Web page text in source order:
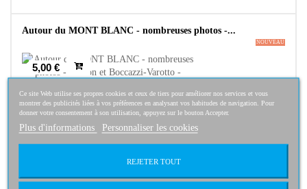
Autour du MONT BLANC - nombreuses photos -...
NOUVEAU
5,00 €
43,00 €
Ce site Web utilise ses propres cookies et ceux de tiers pour améliorer nos services et vous
montrer des publicités liées à vos préférences en analysant vos habitudes de navigation. Pour
donner votre consentement à son utilisation, appuyez sur le bouton Accepter.
Plus d'informations Personnaliser les cookies
REJETER TOUT